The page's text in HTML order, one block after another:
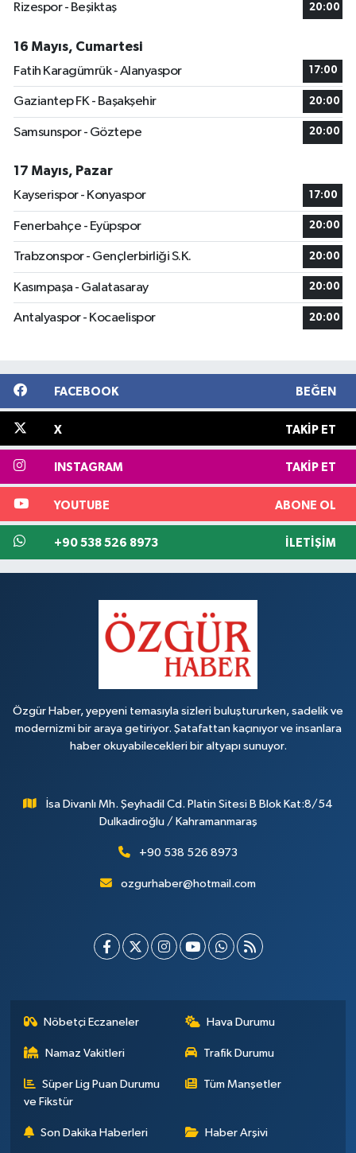
Rizespor - Beşiktaş
20:00
16 Mayıs, Cumartesi
Fatih Karagümrük - Alanyaspor
17:00
Gaziantep FK - Başakşehir 20:00
Samsunspor - Göztepe 20:00
17 Mayıs, Pazar
Kayserispor - Konyaspor
17:00
Fenerbahçe - Eyüpspor 20:00
Trabzonspor - Gençlerbirliği S.K. 20:00
Kasımpaşa - Galatasaray 20:00
Antalyaspor - Kocaelispor 20:00
FACEBOOK BEĞEN
X TAKIP ET
INSTAGRAM TAKIP ET
YOUTUBE ABONE OL
+90 538 526 8973 İLETIŞIM
Özgür Haber, yepyeni temasıyla sizleri buluştururken, sadelik ve
modernizmi bir araya getiriyor. Şatafattan kaçınıyor ve insanlara
haber okuyabilecekleri bir altyapı sunuyor.
İsa Divanlı Mh. Şeyhadil Cd. Platin Sitesi B Blok Kat:8/54
Dulkadiroğlu / Kahramanmaraş
+90 538 526 8973
ozgurhaber@hotmail.com
Nöbetçi Eczaneler Hava Durumu
Namaz Vakitleri Trafik Durumu
Süper Lig Puan Durumu
ve Fikstür
Tüm Manşetler
Son Dakika Haberleri Haber Arşivi